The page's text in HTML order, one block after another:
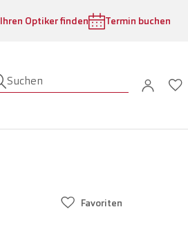
Ihren Optiker finden Termin buchen
Suchen
Favoriten